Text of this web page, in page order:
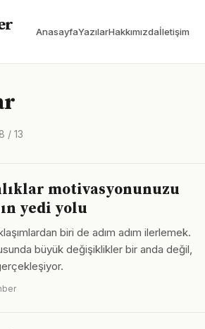
AnasayfaYazılarHakkımızdaİletişim
/ 13
motivasyonunuzu
yedi yolu
biri de adım adım ilerlemek.
büyük değişiklikler bir anda değil,